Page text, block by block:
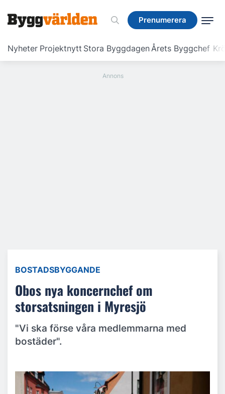
Prenumerera
Nyheter Projektnytt Stora ByggdagenÅrets Byggchef
Prenumerera
BOSTADSBYGGANDE
Obos nya koncernchef om
storsatsningen i Myresjö
"Vi ska förse våra medlemmarna med
bostäder".